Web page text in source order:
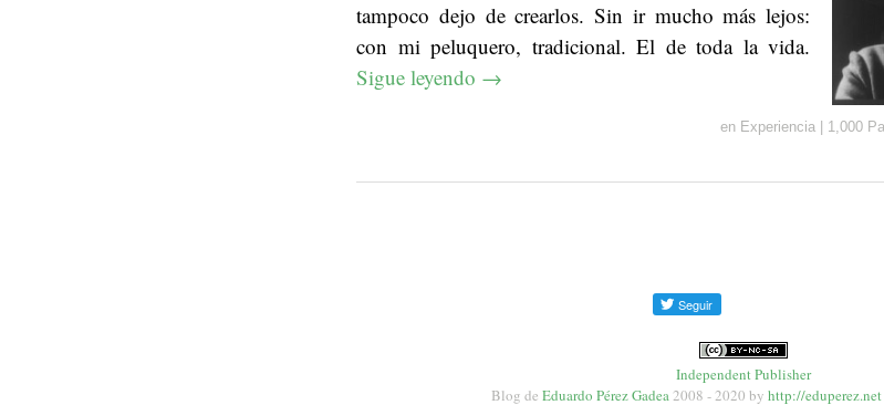
tampoco dejo de crearlos. Sin ir mucho más lejos:
con mi peluquero, tradicional. El de toda la vida.
Sigue leyendo →
en Experiencia | 1,000
Independent Publisher
Blog de Eduardo Pérez Gadea 2008 - 2020 by http://eduperez.net